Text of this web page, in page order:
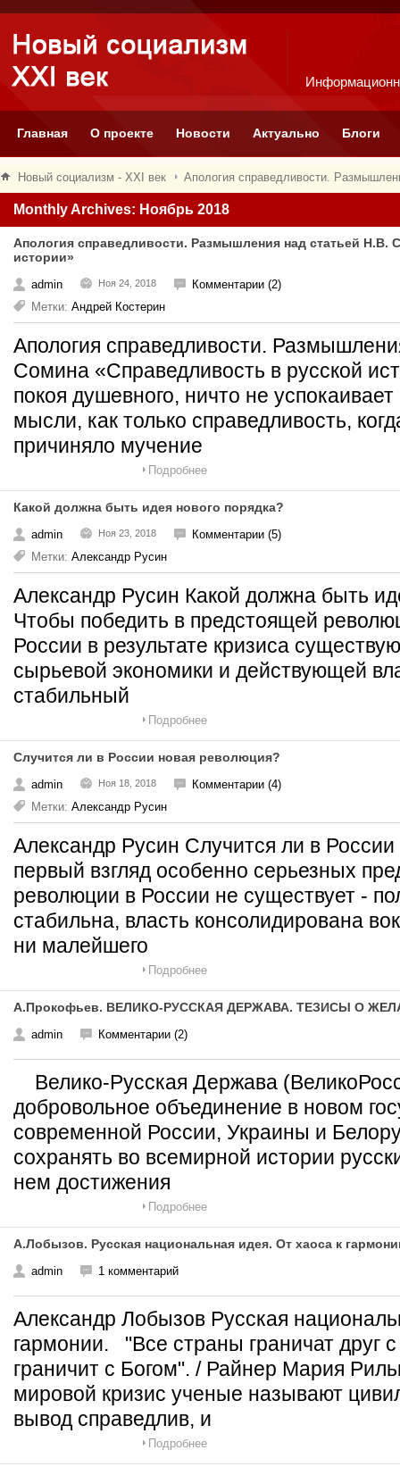
Главная О проекте Новости Актуально Блоги
Новый социализм - XXI век Апология справедливости.
Monthly Archives: Ноябрь 2018
Апология справедливости. Размышления над статьей Н.В.
истории»
admin Ноя 24, 2018
Комментарии (2)
Метки: Андрей Костерин
Апология справедливости.
Сомина «Справедливость в русской
покоя душевного, ничто не
мысли, как только справедливость,
причиняло мучение
Подробнее
Какой должна быть идея нового порядка?
admin Ноя 23, 2018
Комментарии (5)
Метки: Александр Русин
Александр Русин Какой должна быть
Чтобы победить в предстоящей
России в результате кризиса
сырьевой экономики и действующей
стабильный
Подробнее
Случится ли в России новая революция?
admin Ноя 18, 2018
Комментарии (4)
Метки: Александр Русин
Александр Русин Случится ли в
первый взгляд особенно серьезных
революции в России не существует -
стабильна, власть консолидирована
ни малейшего
Подробнее
А.Прокофьев. ВЕЛИКО-РУССКАЯ ДЕРЖАВА. ТЕЗИСЫ О
admin Комментарии (2)
Велико-Русская Держава
добровольное объединение в новом
современной России, Украины и
сохранять во всемирной истории
нем достижения
Подробнее
А.Лобызов. Русская национальная идея. От хаоса к
admin 1 комментарий
Александр Лобызов Русская
гармонии. "Все страны граничат друг
граничит с Богом". / Райнер Мария
мировой кризис ученые называют
вывод справедлив, и
Подробнее